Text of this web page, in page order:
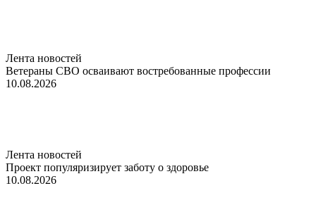
Лента новостей
Ветераны СВО осваивают востребованные профессии
10.08.2026
Лента новостей
Проект популяризирует заботу о здоровье
10.08.2026